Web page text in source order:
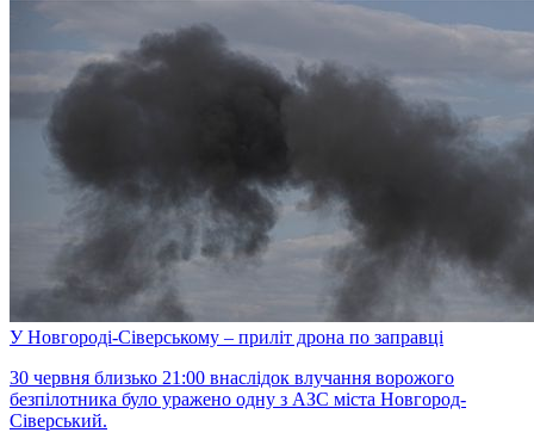
У Новгороді-Сіверському – приліт дрона по заправці
30 червня близько 21:00 внаслідок влучання ворожого
безпілотника було уражено одну з АЗС міста Новгород-
Сіверський.